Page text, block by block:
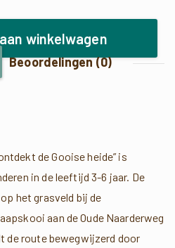
winkelwagen
Beoordelingen (0)
de Gooise heide” is
in de leeftijd 3-6 jaar. De
het grasveld bij de
aan de Oude Naarderweg
de route bewegwijzerd door